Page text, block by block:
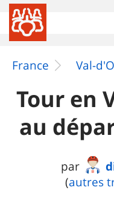
France Val-
Tour en
au
par
(autres